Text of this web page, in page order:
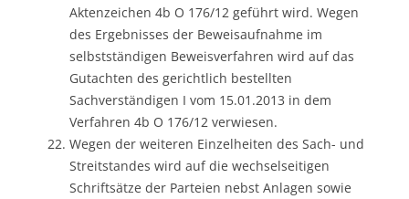
Aktenzeichen 4b O 176/12 geführt wird. Wegen
des Ergebnisses der Beweisaufnahme im
selbstständigen Beweisverfahren wird auf das
Gutachten des gerichtlich bestellten
Sachverständigen I vom 15.01.2013 in dem
Verfahren 4b O 176/12 verwiesen.
Wegen der weiteren Einzelheiten des Sach- und
Streitstandes wird auf die wechselseitigen
Schriftsätze der Parteien nebst Anlagen sowie